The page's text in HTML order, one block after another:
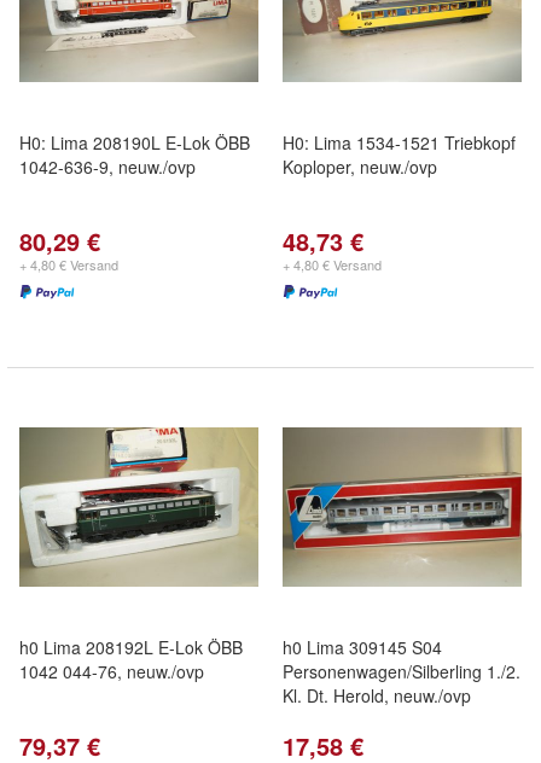
H0: Lima 208190L E-Lok ÖBB
1042-636-9, neuw./ovp
80,29 €
+ 4,80 € Versand
H0: Lima 1534-1521 Triebkopf
Koploper, neuw./ovp
48,73 €
+ 4,80 € Versand
h0 Lima 208192L E-Lok ÖBB
1042 044-76, neuw./ovp
79,37 €
h0 Lima 309145 S04
Personenwagen/Silberling 1./2.
Kl. Dt. Herold, neuw./ovp
17,58 €